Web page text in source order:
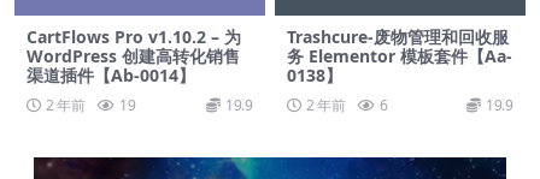
CartFlows Pro v1.10.2 – 为
WordPress 创建高转化销售
渠道插件【Ab-0014】
2 年前 19 19.9
Trashcure-废物管理和回收服
务 Elementor 模板套件【Aa-
0138】
2 年前 6 19.9